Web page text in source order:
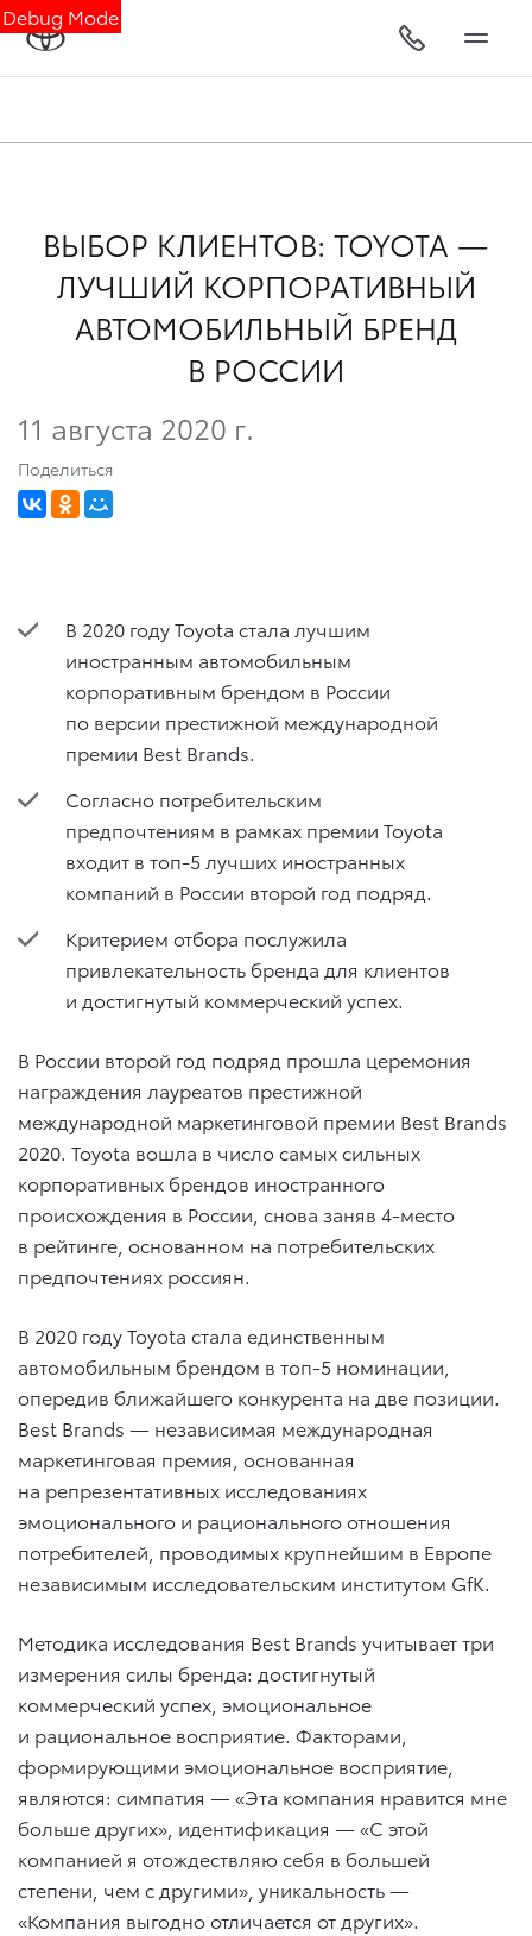
Debug Mode
ВЫБОР КЛИЕНТОВ: TOYOTA —
ЛУЧШИЙ КОРПОРАТИВНЫЙ
АВТОМОБИЛЬНЫЙ БРЕНД
В РОССИИ
11 августа 2020 г.
Поделиться
В 2020 году Toyota стала лучшим
иностранным автомобильным
корпоративным брендом в России
по версии престижной международной
премии Best Brands.
Согласно потребительским
предпочтениям в рамках премии Toyota
входит в топ-5 лучших иностранных
компаний в России второй год подряд.
Критерием отбора послужила
привлекательность бренда для клиентов
и достигнутый коммерческий успех.
В России второй год подряд прошла церемония
награждения лауреатов престижной
международной маркетинговой премии Best Brands
2020. Toyota вошла в число самых сильных
корпоративных брендов иностранного
происхождения в России, снова заняв 4-место
в рейтинге, основанном на потребительских
предпочтениях россиян.
В 2020 году Toyota стала единственным
автомобильным брендом в топ-5 номинации,
опередив ближайшего конкурента на две позиции.
Best Brands — независимая международная
маркетинговая премия, основанная
на репрезентативных исследованиях
эмоционального и рационального отношения
потребителей, проводимых крупнейшим в Европе
независимым исследовательским институтом GfK.
Методика исследования Best Brands учитывает три
измерения силы бренда: достигнутый
коммерческий успех, эмоциональное
и рациональное восприятие. Факторами,
формирующими эмоциональное восприятие,
являются: симпатия — «Эта компания нравится мне
больше других», идентификация — «С этой
компанией я отождествляю себя в большей
степени, чем с другими», уникальность —
«Компания выгодно отличается от других».